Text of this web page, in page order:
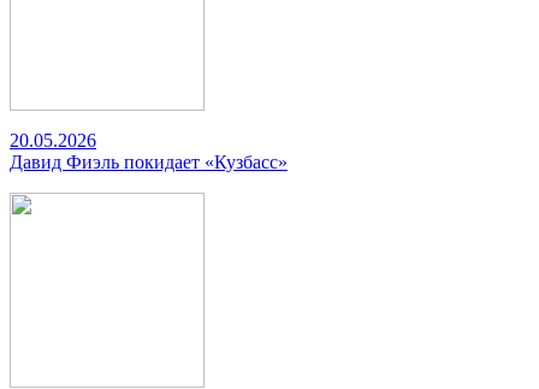
20.05.2026
Давид Фиэль покидает «Кузбасс»